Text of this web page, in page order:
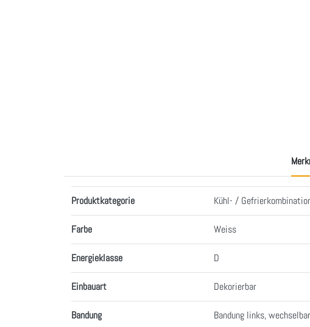
Produktkategorie Kühl- /
Farbe Weiss
Energieklasse D
Einbauart Dekorierbar
Bandung Bandung links, wechselbar